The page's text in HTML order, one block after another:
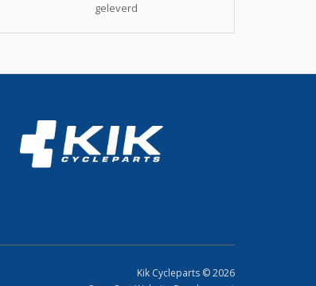
geleverd
Kik Cycleparts © 2026